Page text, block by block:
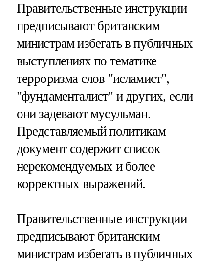
Правительственные инструкции
предписывают британским
министрам избегать в публичных
выступлениях по тематике
терроризма слов "исламист",
"фундаменталист" и других, если
они задевают мусульман.
Представляемый политикам
документ содержит список
нерекомендуемых и более
корректных выражений.
Правительственные инструкции
предписывают британским
министрам избегать в публичных